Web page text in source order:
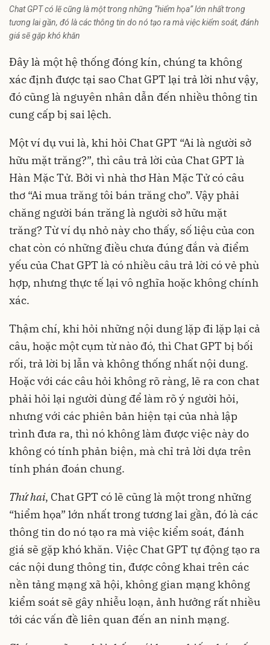
Chat GPT có lẽ cũng là một trong những “hiểm họa” lớn nhất trong
tương lai gần, đó là các thông tin do nó tạo ra mà việc kiểm soát, đánh
giá sẽ gặp khó khăn
Đây là một hệ thống đóng kín, chúng ta không
xác định được tại sao Chat GPT lại trả lời như vậy,
đó cũng là nguyên nhân dẫn đến nhiều thông tin
cung cấp bị sai lệch.
Một ví dụ vui là, khi hỏi Chat GPT “Ai là người sở
hữu mặt trăng?”, thì câu trả lời của Chat GPT là
Hàn Mặc Tử. Bởi vì nhà thơ Hàn Mặc Tử có câu
thơ “Ai mua trăng tôi bán trăng cho”. Vậy phải
chăng người bán trăng là người sở hữu mặt
trăng? Từ ví dụ nhỏ này cho thấy, số liệu của con
chat còn có những điều chưa đúng đắn và điểm
yếu của Chat GPT là có nhiều câu trả lời có vẻ phù
hợp, nhưng thực tế lại vô nghĩa hoặc không chính
xác.
Thậm chí, khi hỏi những nội dung lặp đi lặp lại cả
câu, hoặc một cụm từ nào đó, thì Chat GPT bị bối
rối, trả lời bị lẫn và không thống nhất nội dung.
Hoặc với các câu hỏi không rõ ràng, lẽ ra con chat
phải hỏi lại người dùng để làm rõ ý người hỏi,
nhưng với các phiên bản hiện tại của nhà lập
trình đưa ra, thì nó không làm được việc này do
không có tính phản biện, mà chỉ trả lời dựa trên
tính phán đoán chung.
Thứ hai, Chat GPT có lẽ cũng là một trong những
“hiểm họa” lớn nhất trong tương lai gần, đó là các
thông tin do nó tạo ra mà việc kiểm soát, đánh
giá sẽ gặp khó khăn. Việc Chat GPT tự động tạo ra
các nội dung thông tin, được công khai trên các
nền tảng mạng xã hội, không gian mạng không
kiểm soát sẽ gây nhiễu loạn, ảnh hưởng rất nhiều
tới các vấn đề liên quan đến an ninh mạng.